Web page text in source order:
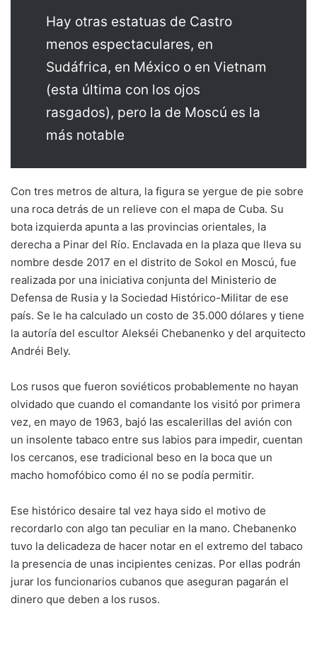
Hay otras estatuas de Castro
menos espectaculares, en
Sudáfrica, en México o en Vietnam
(esta última con los ojos
rasgados), pero la de Moscú es la
más notable
Con tres metros de altura, la figura se yergue de pie sobre
una roca detrás de un relieve con el mapa de Cuba. Su
bota izquierda apunta a las provincias orientales, la
derecha a Pinar del Río. Enclavada en la plaza que lleva su
nombre desde 2017 en el distrito de Sokol en Moscú, fue
realizada por una iniciativa conjunta del Ministerio de
Defensa de Rusia y la Sociedad Histórico-Militar de ese
país. Se le ha calculado un costo de 35.000 dólares y tiene
la autoría del escultor Alekséi Chebanenko y del arquitecto
Andréi Bely.
Los rusos que fueron soviéticos probablemente no hayan
olvidado que cuando el comandante los visitó por primera
vez, en mayo de 1963, bajó las escalerillas del avión con
un insolente tabaco entre sus labios para impedir, cuentan
los cercanos, ese tradicional beso en la boca que un
macho homofóbico como él no se podía permitir.
Ese histórico desaire tal vez haya sido el motivo de
recordarlo con algo tan peculiar en la mano. Chebanenko
tuvo la delicadeza de hacer notar en el extremo del tabaco
la presencia de unas incipientes cenizas. Por ellas podrán
jurar los funcionarios cubanos que aseguran pagarán el
dinero que deben a los rusos.